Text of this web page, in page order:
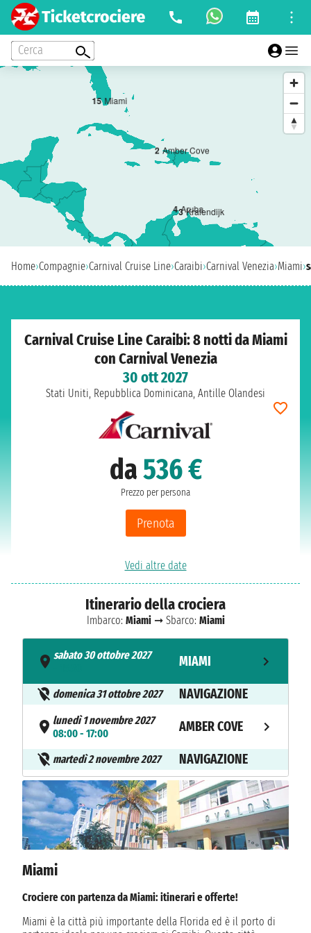
Cerca
15 Miami
2 Amber Cove
3 Kralendijk
4 Aruba
Home›Compagnie›Carnival Cruise Line›Caraibi›Carnival Venezia›Miami›
Carnival Cruise Line Caraibi: 8 notti da Miami
con Carnival Venezia
30 ott 2027
Stati Uniti, Repubblica Dominicana, Antille Olandesi
da536 €
Prezzo per persona
Prenota
Vedi altre date
Itinerario della crociera
Imbarco: Miami➞ Sbarco: Miami
sabato 30 ottobre 2027
MIAMI
domenica 31 ottobre 2027 NAVIGAZIONE
lunedì 1 novembre 2027
08:00 - 17:00
AMBER COVE
martedì 2 novembre 2027 NAVIGAZIONE
mercoledì 3 novembre 2027
09:00 - 22:00
KRALENDIJK
giovedì 4 novembre 2027
07:00 - 16:00
ARUBA
venerdì 5 novembre 2027
sabato 6 novembre 2027 NAVIGAZIONE
domenica 7 novembre 2027
08:00
MIAMI
Miami
Crociere con partenza da Miami: itinerari e offerte!
Miami è la città più importante della Florida ed è il porto di